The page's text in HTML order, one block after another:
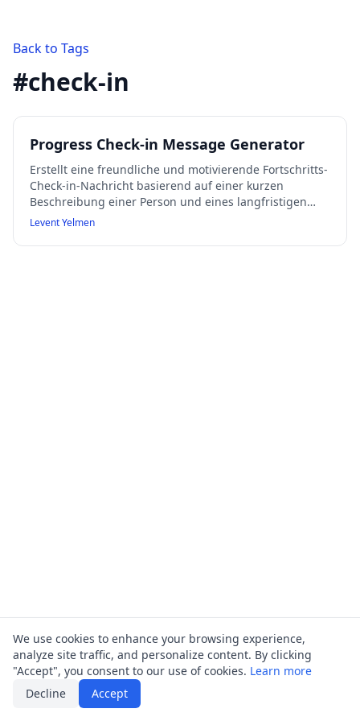
Back to Tags
#check-in
Progress Check-in Message Generator
Erstellt eine freundliche und motivierende Fortschritts-
Check-in-Nachricht basierend auf einer kurzen
Beschreibung einer Person und eines langfristigen
Projekts. Die Nachricht hebt einen kleinen Erfolg
Projekts und hilft, den nächsten kleinen Schritt zu
Levent Yelmen
We use cookies to enhance your browsing experience,
analyze site traffic, and personalize content. By clicking
"Accept", you consent to our use of cookies. Learn more
Decline
Accept